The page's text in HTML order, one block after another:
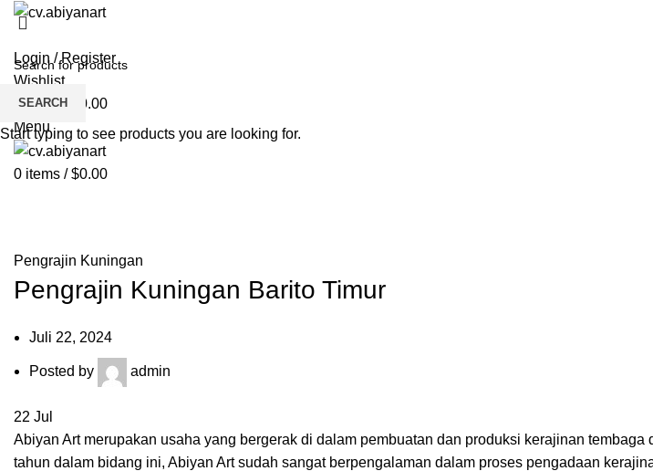
Login / Register
Wishlist
0items /
0.00
Menu
0 items / $0.00
Pengrajin Kuningan
Pengrajin Kuningan Barito Timur
Juli 22, 2024
Posted by admin
22 Jul
Abiyan Art merupakan usaha yang bergerak di dalam pembuatan dan produksi kerajinan
tahun dalam bidang ini, Abiyan Art sudah sangat berpengalaman dalam proses pengadaan
SEARCH
Start typing to see products you are looking for.